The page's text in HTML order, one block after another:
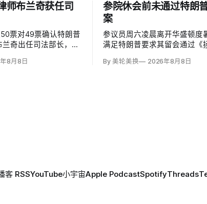
师布兰奇获任司
票对49票确认特朗普
奇出任司法部长，将
对，共和党人丽莎·穆
8月8日
参院休会前未通过特朗
案
参议员周六凌晨离开华盛顿度
满足特朗普要求其留会通过《
案要求选民提供严格的公民身
By 美轮美换 2026年8月8日
客 RSSYouTube小宇宙Apple PodcastSpotifyThreads